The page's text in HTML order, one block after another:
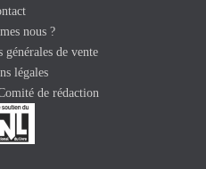
nous ?
de vente
légales
de rédaction